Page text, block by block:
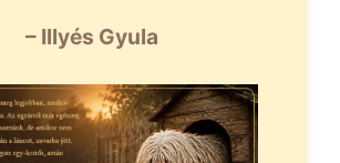
– Illyés Gyula